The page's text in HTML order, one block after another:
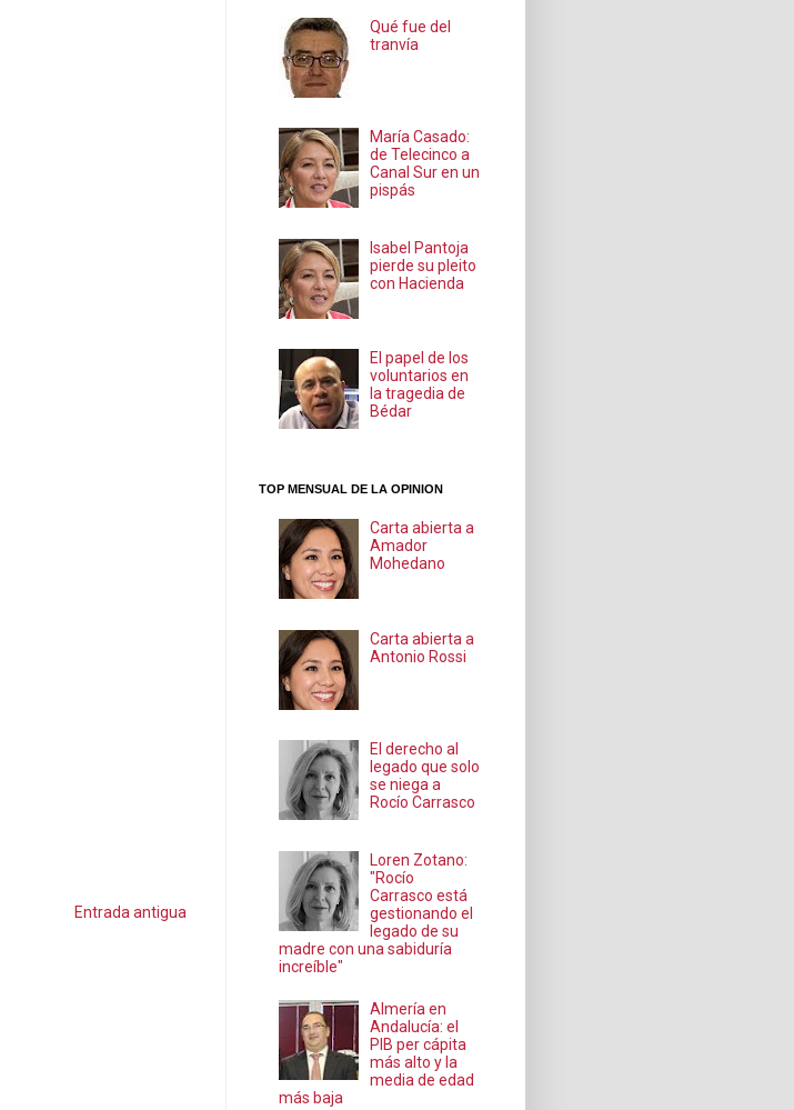
Entrada antigua
Qué fue del
tranvía
María Casado:
de Telecinco a
Canal Sur en un
pispás
Isabel Pantoja
pierde su pleito
con Hacienda
El papel de los
voluntarios en
la tragedia de
Bédar
TOP MENSUAL DE LA OPINION
Carta abierta a
Amador
Mohedano
Carta abierta a
Antonio Rossi
El derecho al
legado que solo
se niega a
Rocío Carrasco
Loren Zotano:
"Rocío
Carrasco está
gestionando el
legado de su
madre con una sabiduría
increíble"
Almería en
Andalucía: el
PIB per cápita
más alto y la
media de edad
más baja